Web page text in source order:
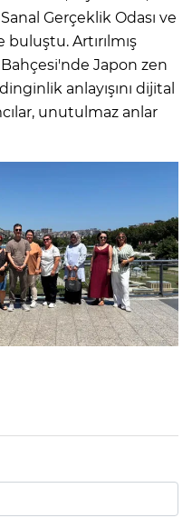
Gerçeklik Odası ve
Artırılmış
Japon zen
anlayışını dijital
unutulmaz anlar